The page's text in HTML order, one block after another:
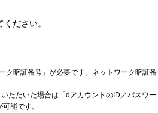
ださい。
ク暗証番号」が必要です。ネットワーク暗証
ただいた場合は「dアカウントのID／パスワ
能です。